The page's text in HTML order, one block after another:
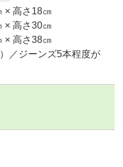
× 高さ18㎝
× 高さ30㎝
× 高さ38㎝
／ジーンズ5本程度が